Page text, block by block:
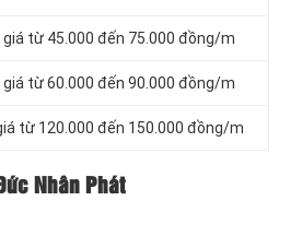
từ 45.000 đến 75.000 đồng/m
từ 60.000 đến 90.000 đồng/m
từ 120.000 đến 150.000 đồng/m
Nhân Phát